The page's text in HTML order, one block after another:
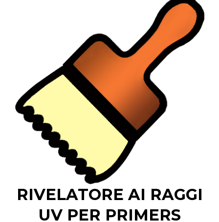
RIVELATORE AI RAGGI
UV PER PRIMERS